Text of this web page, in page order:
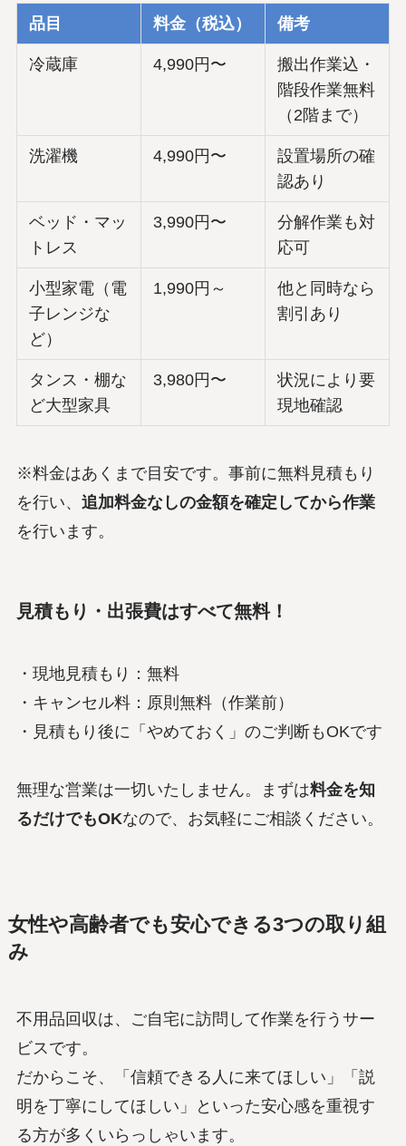
品目 料金（税込） 備考
冷蔵庫 4,990円〜
搬出作業込・
階段作業無料
（2階まで）
洗濯機 4,990円〜
設置場所の確
認あり
ベッド・マッ
トレス
3,990円〜
分解作業も対
応可
小型家電（電
子レンジな
ど）
1,990円～
他と同時なら
割引あり
タンス・棚な
ど大型家具
3,980円〜
状況により要
現地確認
※料金はあくまで目安です。事前に無料見積もり
を行い、 追加料金なしの金額を確定してから作業
を行います。
見積もり・出張費はすべて無料！
・現地見積もり：無料
・キャンセル料：原則無料（作業前）
・見積もり後に「やめておく」のご判断もOKです
無理な営業は一切いたしません。まずは料金を知
るだけでもOKなので、お気軽にご相談ください。
女性や高齢者でも安心できる3つの取り組
み
不用品回収は、ご自宅に訪問して作業を行うサー
ビスです。
だからこそ、「信頼できる人に来てほしい」「説
明を丁寧にしてほしい」といった安心感を重視す
る方が多くいらっしゃいます。